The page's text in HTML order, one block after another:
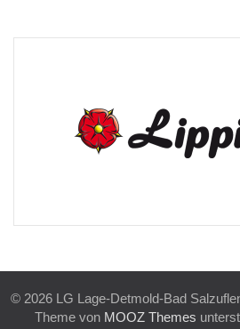
© 2026 LG Lage-Detmold-Bad
Theme von MOOZ Themes